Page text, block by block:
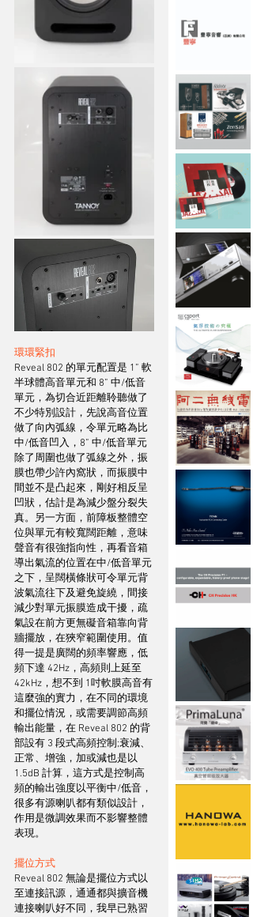
環環緊扣
Reveal 802 的單元配置是 1” 軟
半球體高音單元和 8” 中/低音
單元，為切合近距離聆聽做了
不少特別設計，先說高音位置
做了向內弧線，令單元略為比
中/低音凹入，8” 中/低音單元
除了周圍也做了弧線之外，振
膜也帶少許內窩狀，而振膜中
間並不是凸起來，剛好相反呈
凹狀，估計是為減少盤分裂失
真。另一方面，前障板整體空
位與單元有較寬闊距離，意味
聲音有很強指向性，再看音箱
導出氣流的位置在中/低音單元
之下，呈闊橫條狀可令單元背
波氣流往下及避免旋繞，間接
減少對單元振膜造成干擾，疏
氣設在前方更無礙音箱靠向背
牆擺放，在狹窄範圍使用。值
得一提是廣闊的頻率響應，低
頻下達 42Hz，高頻則上延至
42kHz，想不到 1吋軟膜高音有
這麼強的實力，在不同的環境
和擺位情況，或需要調節高頻
輸出能量，在 Reveal 802 的背
部設有 3 段式高頻控制;衰減、
正常、增強，加或減也是以
1.5dB 計算，這方式是控制高
頻的輸出強度以平衡中/低音，
很多有源喇叭都有類似設計，
作用是微調效果而不影響整體
表現。
擺位方式
Reveal 802 無論是擺位方式以
至連接訊源，通通都與擴音機
連接喇叭好不同，我早已熟習